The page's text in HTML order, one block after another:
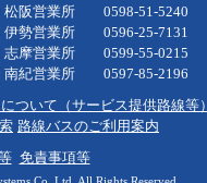
阪営業所 0598-51-5240
業所 0596-25-7131
業所 0599-55-0215
業所 0597-85-2196
ついて（サービス提供路線等）
路線バスのご利用案内
免責事項等